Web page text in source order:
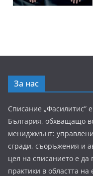
За нас
Списание „Фасилитис”
България, обхващащо
мениджмънт:
сгради, съоръжения и
цел на списанието е
практики в областта